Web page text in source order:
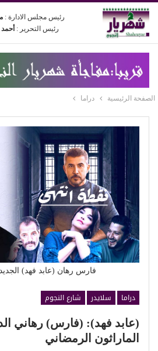
رئيس مجلس الادارة :
رئيس التحرير :
الصفحة الرئيسية دراما
فارس رهان (عابد فهد)
دراما سلايدر
شارع النجوم
(عابد فهد): (فارس) رهاني
الماراثون الرمضاني